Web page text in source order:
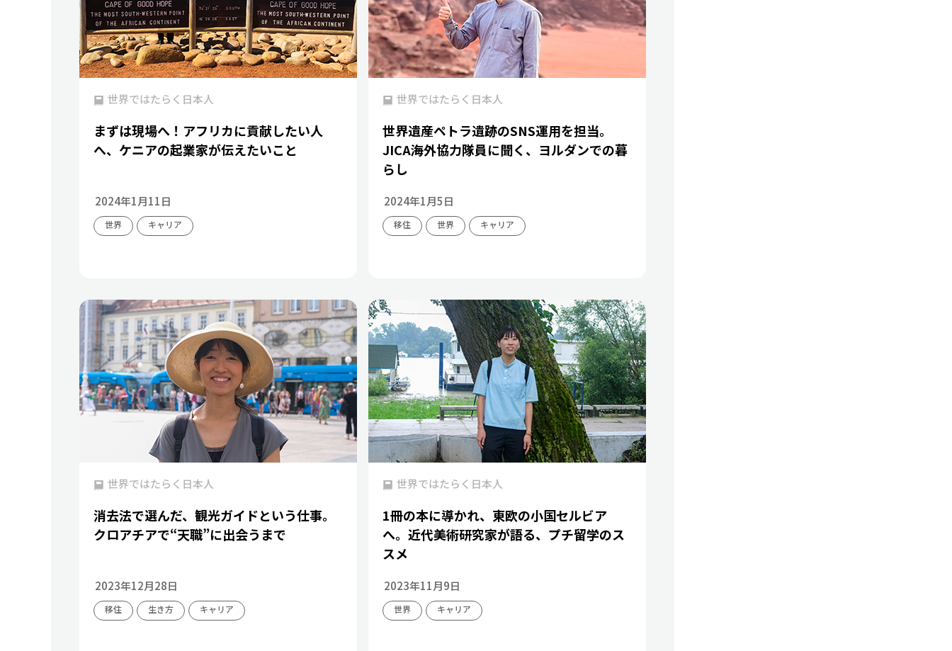
世界ではたらく日本人
まずは現場へ！アフリカに貢献したい人
へ、ケニアの起業家が伝えたいこと
2024年1月11日
世界 キャリア
世界ではたらく日本人
世界遺産ペトラ遺跡のSNS運用を担当。
JICA海外協力隊員に聞く、ヨルダンでの暮
らし
2024年1月5日
移住 世界 キャリア
世界ではたらく日本人
消去法で選んだ、観光ガイドという仕事。
クロアチアで“天職”に出会うまで
2023年12月28日
移住 生き方 キャリア
世界ではたらく日本人
1冊の本に導かれ、東欧の小国セルビア
へ。近代美術研究家が語る、プチ留学のス
スメ
2023年11月9日
世界 キャリア